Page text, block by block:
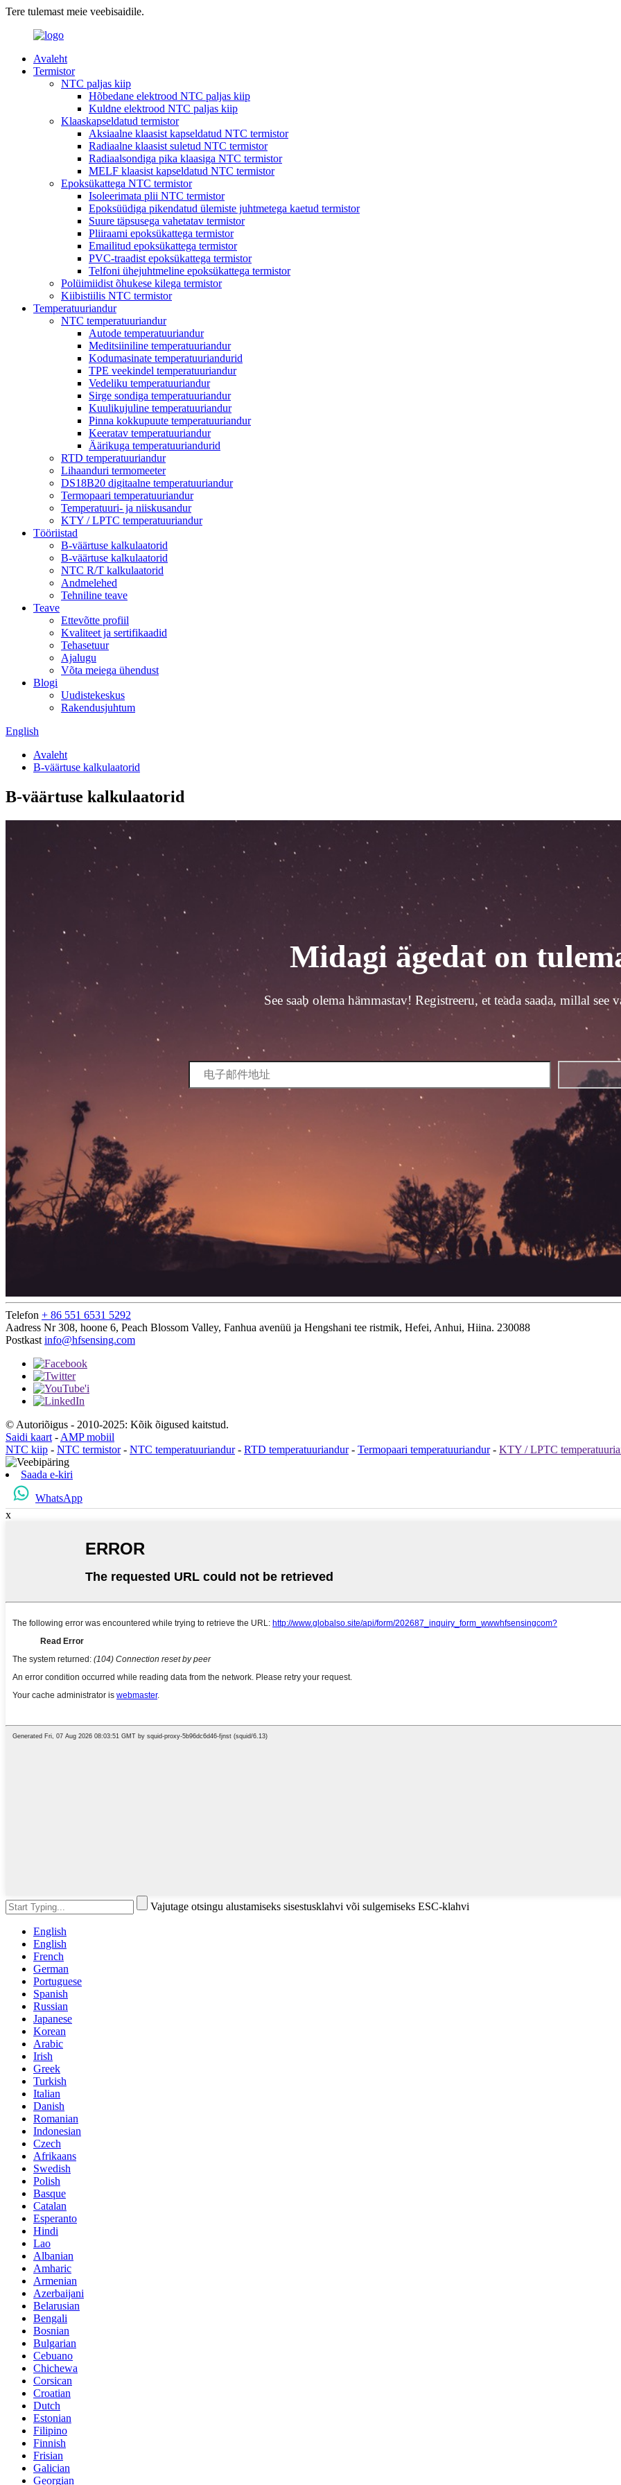
Tere tulemast meie veebisaidile.
Avaleht
Termistor
NTC paljas kiip
Hõbedane elektrood NTC paljas kiip
Kuldne elektrood NTC paljas kiip
Klaaskapseldatud termistor
Aksiaalne klaasist kapseldatud NTC termistor
Radiaalne klaasist suletud NTC termistor
Radiaalsondiga pika klaasiga NTC termistor
MELF klaasist kapseldatud NTC termistor
Epoksükattega NTC termistor
Isoleerimata plii NTC termistor
Epoksüüdiga pikendatud ülemiste juhtmetega kaetud termistor
Suure täpsusega vahetatav termistor
Pliiraami epoksükattega termistor
Emailitud epoksükattega termistor
PVC-traadist epoksükattega termistor
Telfoni ühejuhtmeline epoksükattega termistor
Polüimiidist õhukese kilega termistor
Kiibistiilis NTC termistor
Temperatuuriandur
NTC temperatuuriandur
Autode temperatuuriandur
Meditsiiniline temperatuuriandur
Kodumasinate temperatuuriandurid
TPE veekindel temperatuuriandur
Vedeliku temperatuuriandur
Sirge sondiga temperatuuriandur
Kuulikujuline temperatuuriandur
Pinna kokkupuute temperatuuriandur
Keeratav temperatuuriandur
Äärikuga temperatuuriandurid
RTD temperatuuriandur
Lihaanduri termomeeter
DS18B20 digitaalne temperatuuriandur
Termopaari temperatuuriandur
Temperatuuri- ja niiskusandur
KTY / LPTC temperatuuriandur
Tööriistad
B-väärtuse kalkulaatorid
B-väärtuse kalkulaatorid
NTC R/T kalkulaatorid
Andmelehed
Tehniline teave
Teave
Ettevõtte profiil
Kvaliteet ja sertifikaadid
Tehasetuur
Ajalugu
Võta meiega ühendust
Blogi
Uudistekeskus
Rakendusjuhtum
English
Avaleht
B-väärtuse kalkulaatorid
B-väärtuse kalkulaatorid
Midagi ägedat on
See saab olema hämmastav! Registreeru, et teada saada, millal see
Telefon + 86 551 6531 5292
Aadress Nr 308, hoone 6, Peach Blossom Valley, Fanhua avenüü ja Hengshani tee ristmik, Hefei, Anhui, Hiina. 230088
Postkast info@hfsensing.com
© Autoriõigus - 2010-2025: Kõik õigused kaitstud.
Saidi kaart - AMP mobiil
NTC kiip - NTC termistor- NTC temperatuuriandur- RTD temperatuuriandur- Termopaari temperatuuriandur- KTY / LPTC
Saada e-kiri
WhatsApp
x
Vajutage otsingu alustamiseks sisestusklahvi või sulgemiseks ESC-klahvi
English
English
French
German
Portuguese
Spanish
Russian
Japanese
Korean
Arabic
Irish
Greek
Turkish
Italian
Danish
Romanian
Indonesian
Czech
Afrikaans
Swedish
Polish
Basque
Catalan
Esperanto
Hindi
Lao
Albanian
Amharic
Armenian
Azerbaijani
Belarusian
Bengali
Bosnian
Bulgarian
Cebuano
Chichewa
Corsican
Croatian
Dutch
Estonian
Filipino
Finnish
Frisian
Galician
Georgian